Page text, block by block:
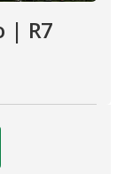
| R7